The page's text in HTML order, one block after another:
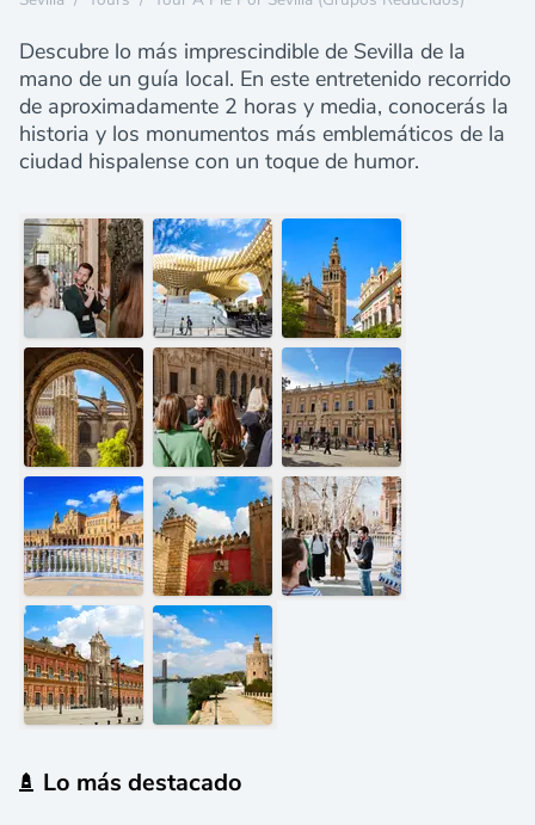
Descubre lo más imprescindible de Sevilla de la
mano de un guía local. En este entretenido recorrido
de aproximadamente 2 horas y media, conocerás la
historia y los monumentos más emblemáticos de la
ciudad hispalense con un toque de humor.
Lo más destacado